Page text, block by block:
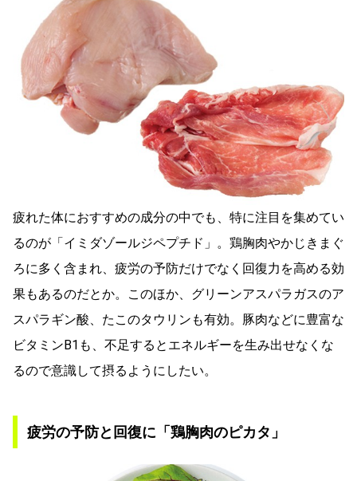
疲れた体におすすめの成分の中でも、特に注目を集めてい
るのが「イミダゾールジペプチド」。鶏胸肉やかじきまぐ
ろに多く含まれ、疲労の予防だけでなく回復力を高める効
果もあるのだとか。このほか、グリーンアスパラガスのア
スパラギン酸、たこのタウリンも有効。豚肉などに豊富な
ビタミンB1も、不足するとエネルギーを生み出せなくな
るので意識して摂るようにしたい。
疲労の予防と回復に「鶏胸肉のピカタ」